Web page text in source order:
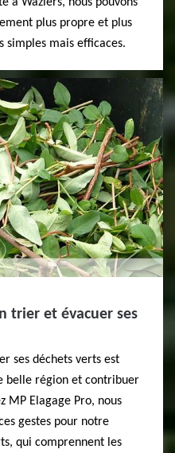
plus propre et plus
simples mais efficaces.
trier et évacuer ses
ses déchets verts est
belle région et contribuer
MP Elagage Pro, nous
gestes pour notre
qui comprennent les